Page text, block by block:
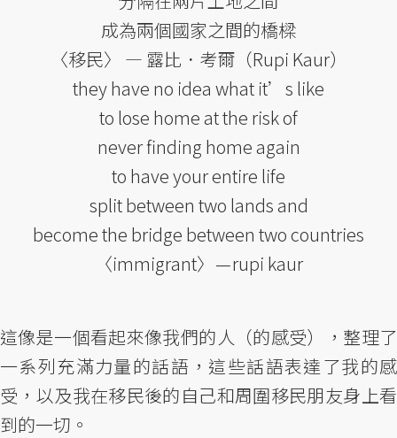
成為兩個國家之間的橋樑
〈移民〉 — 露比．考爾（Rupi Kaur）
they have no idea what it’s like
to lose home at the risk of
never finding home again
to have your entire life
split between two lands and
become the bridge between two countries
〈immigrant〉 — rupi kaur
這像是一個看起來像我們的人（的感受），整理了
一系列充滿力量的話語，這些話語表達了我的感
受，以及我在移民後的自己和周圍移民朋友身上看
到的一切。